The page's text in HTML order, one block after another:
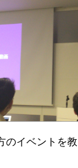
のイベントを